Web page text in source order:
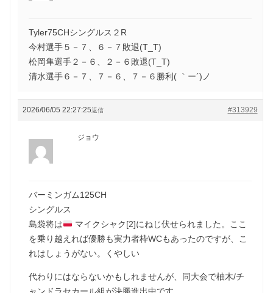
Tyler75CHシングルス２R
今村選手５－７、６－７敗退(T_T)
松岡隼選手２－６、２－６敗退(T_T)
清水選手６－７、７－６、７－６勝利( ｀ー´)ノ
2026/06/05 22:27:25 #313929
返信
ジョウ
バーミンガム125CH
シングルス
島袋将は
マイクシャク[2]にねじ伏せられました。ここ
を乗り越えれば優勝も実力者枠WCもあったのですが、こ
れはしょうがない。くやしい
代わりにはならないかもしれませんが、同大会で柚木/チ